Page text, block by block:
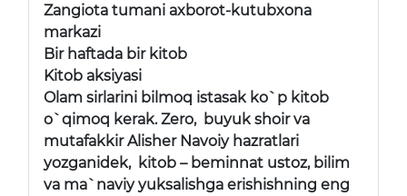
Zangiota tumani axborot-kutubxona
markazi
Bir haftada bir kitob
Kitob aksiyasi
Olam sirlarini bilmoq istasak ko`p kitob
o`qimoq kerak. Zero, buyuk shoir va
mutafakkir Alisher Navoiy hazratlari
yozganidek, kitob – beminnat ustoz, bilim
va ma`naviy yuksalishga erishishning eng